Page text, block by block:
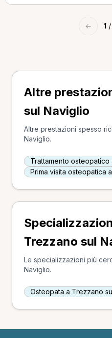
← 1 /
Altre
sul Naviglio
Altre prestazioni spesso
Naviglio.
Trattamento
Prima visita osteopatica
Trezzano sul
Le specializzazioni più
Naviglio.
Osteopata a Trezzano